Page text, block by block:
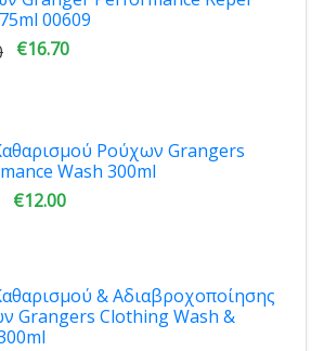
00609
€16.70
Ρούχων Grangers
Wash 300ml
€12.00
& Αδιαβροχοποίησης
Grangers Clothing Wash &